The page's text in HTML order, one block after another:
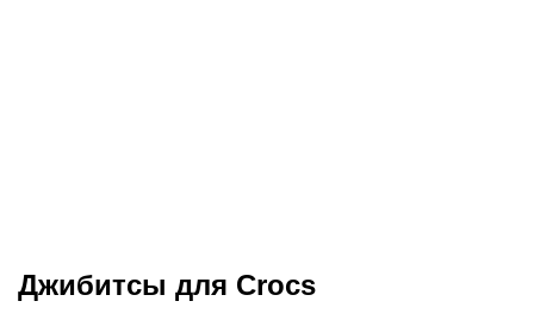
Джибитсы для Сrocs